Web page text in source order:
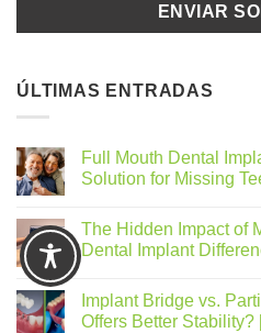
ÚLTIMAS ENTRADAS
Full Mouth Dental
Solution for Missing
The Hidden Impact of
Dental Implant
Implant Bridge vs.
Offers Better Stability?